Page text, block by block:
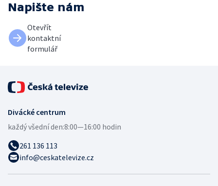
Napište nám
Otevřít
kontaktní
formulář
Divácké centrum
každý všední den:8:00—16:00 hodin
261 136 113
info@ceskatelevize.cz